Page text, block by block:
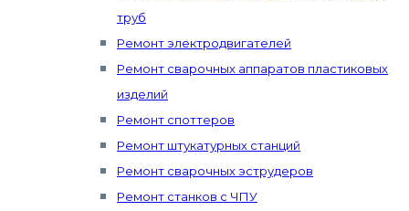
труб
Ремонт электродвигателей
Ремонт сварочных аппаратов пластиковых
изделий
Ремонт споттеров
Ремонт штукатурных станций
Ремонт сварочных эструдеров
Ремонт станков с ЧПУ